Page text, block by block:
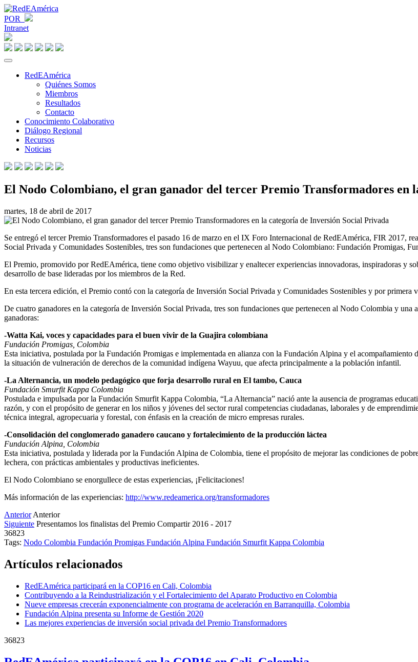
POR
Intranet
RedEAmérica
Quiénes Somos
Miembros
Resultados
Contacto
Conocimiento Colaborativo
Diálogo Regional
Recursos
Noticias
El Nodo Colombiano, el gran ganador del tercer Premio Transformadores en
martes, 18 de abril de 2017
Se entregó el tercer Premio Transformadores el pasado 16 de marzo en el IX Foro Internacional de RedEAmérica, FIR 2017,
Social Privada y Comunidades Sostenibles, tres son fundaciones que pertenecen al Nodo Colombiano: Fundación Promigas,
El Premio, promovido por RedEAmérica, tiene como objetivo visibilizar y enaltecer experiencias innovadoras, inspiradoras y
desarrollo de base lideradas por los miembros de la Red.
En esta tercera edición, el Premio contó con la categoría de Inversión Social Privada y Comunidades Sostenibles y por primera
De cuatro ganadores en la categoría de Inversión Social Privada, tres son fundaciones que pertenecen al Nodo Colombia y
ganadoras:
-Watta Kai, voces y capacidades para el buen vivir de la Guajira colombiana
Fundación Promigas, Colombia
Esta iniciativa, postulada por la Fundación Promigas e implementada en alianza con la Fundación Alpina y el acompañamiento
la situación de vulneración de derechos de la comunidad indígena Wayuu, que afecta principalmente a la población infantil.
-La Alternancia, un modelo pedagógico que forja desarrollo rural en El tambo, Cauca
Fundación Smurfit Kappa Colombia
Postulada e impulsada por la Fundación Smurfit Kappa Colombia, “La Alternancia” nació ante la ausencia de programas
razón, y con el propósito de generar en los niños y jóvenes del sector rural competencias ciudadanas, laborales y de
técnica integral, agropecuaria y forestal, con énfasis en la creación de micro empresas rurales.
-Consolidación del conglomerado ganadero caucano y fortalecimiento de la producción láctea
Fundación Alpina, Colombia
Esta iniciativa, postulada y liderada por la Fundación Alpina de Colombia, tiene el propósito de mejorar las condiciones de
lechera, con prácticas ambientales y productivas ineficientes.
El Nodo Colombiano se enorgullece de estas experiencias, ¡Felicitaciones!
Más información de las experiencias: http://www.redeamerica.org/transformadores
Anterior Anterior
Siguiente Presentamos los finalistas del Premio Compartir 2016 - 2017
36823
Tags: Nodo Colombia Fundación Promigas Fundación Alpina Fundación Smurfit Kappa Colombia
Artículos relacionados
RedEAmérica participará en la COP16 en Cali, Colombia
Contribuyendo a la Reindustrialización y el Fortalecimiento del Aparato Productivo en Colombia
Nueve empresas crecerán exponencialmente con programa de aceleración en Barranquilla, Colombia
Fundación Alpina presenta su Informe de Gestión 2020
Las mejores experiencias de inversión social privada del Premio Transformadores
36823